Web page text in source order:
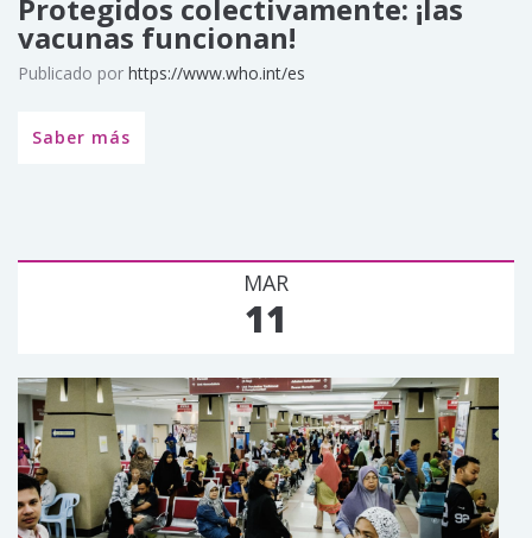
Protegidos colectivamente: ¡las
vacunas funcionan!
Publicado por https://www.who.int/es
Saber más
MAR
11